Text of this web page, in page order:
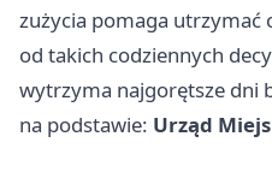
zużycia pomaga utrzymać
od takich codziennych
wytrzyma najgorętsze dni
na podstawie: Urząd